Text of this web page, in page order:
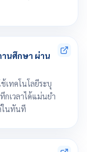
อพรายงานสำหรับผู้บริหาร
ดแอพสำหรับสุดยอดคุณครู
พดีๆสำหรับนักเรียนและผู้
านศึกษา ผ่าน
เทคโนโลยีระบุ
กเวลาได้แม่นยำ
ในทันที
ยนที่กำหนดไว้